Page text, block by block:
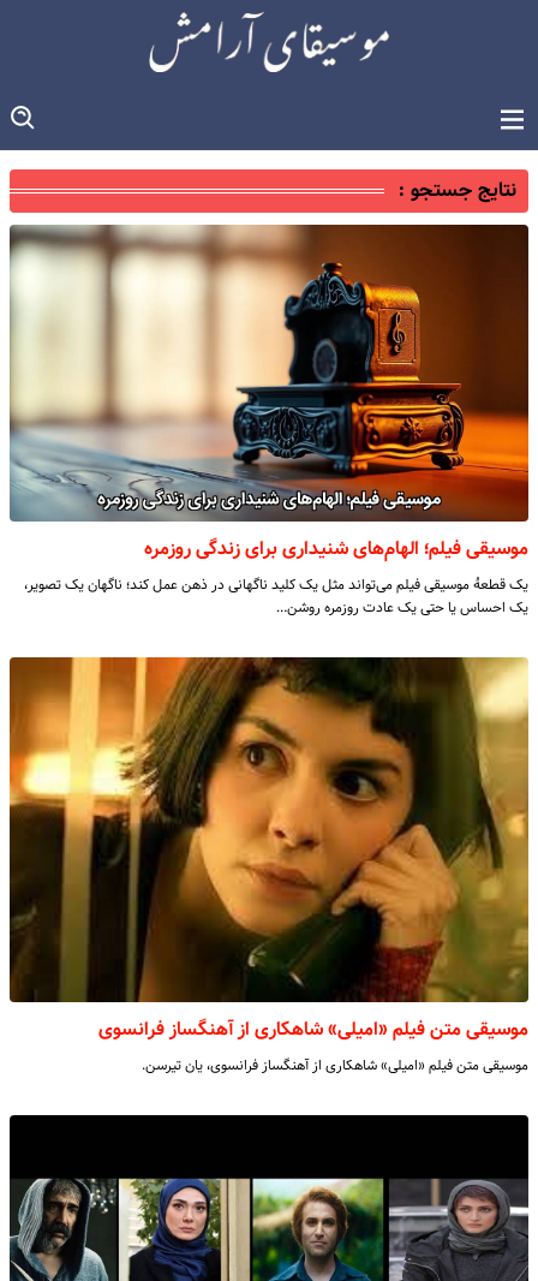
نتایج جستجو :
موسیقی فیلم؛ الهام‌های شنیداری برای زندگی روزمره
یک قطعهٔ موسیقی فیلم می‌تواند مثل یک کلید ناگهانی در ذهن عمل کند؛ ناگهان یک تصویر،
یک احساس یا حتی یک عادت روزمره روشن…
موسیقی متن فیلم «امیلی» شاهکاری از آهنگساز فرانسوی
موسیقی متن فیلم «امیلی» شاهکاری از آهنگساز فرانسوی، یان تیرسن.